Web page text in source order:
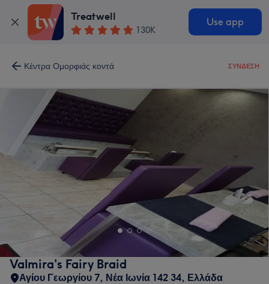
Treatwell
130K
Use app
Κέντρα Ομορφιάς κοντά ΣΎΝΔΕΣΗ
Valmira's Fairy Braid
Αγίου Γεωργίου 7, Νέα Ιωνία 142 34, Ελλάδα